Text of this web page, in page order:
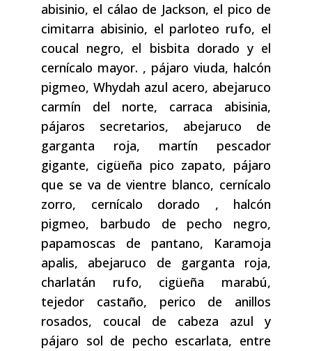
abisinio, el cálao de Jackson, el pico de
cimitarra abisinio, el parloteo rufo, el
coucal negro, el bisbita dorado y el
cernícalo mayor. , pájaro viuda, halcón
pigmeo, Whydah azul acero, abejaruco
carmín del norte, carraca abisinia,
pájaros secretarios, abejaruco de
garganta roja, martín pescador
gigante, cigüeña pico zapato, pájaro
que se va de vientre blanco, cernícalo
zorro, cernícalo dorado , halcón
pigmeo, barbudo de pecho negro,
papamoscas de pantano, Karamoja
apalis, abejaruco de garganta roja,
charlatán rufo, cigüeña marabú,
tejedor castaño, perico de anillos
rosados, coucal de cabeza azul y
pájaro sol de pecho escarlata, entre